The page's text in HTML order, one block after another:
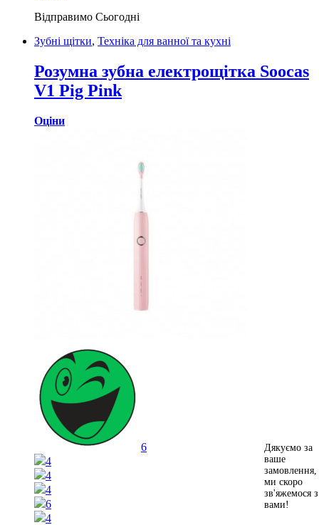
Дякуємо за
ваше
замовлення,
ми скоро
зв'яжемося з
вами!
Відправимо Сьогодні
Зубні щітки, Техніка для ванної та кухні
Розумна зубна електрощітка Soocas
V1 Pig Pink
Оціни
6
4
4
4
6
4